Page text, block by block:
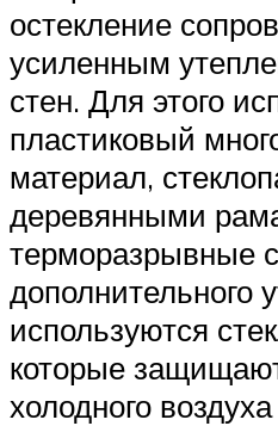
остекление
усиленным
стен. Для этого
пластиковый
материал,
деревянными
терморазрывные
дополнительного
используются
которые
холодного